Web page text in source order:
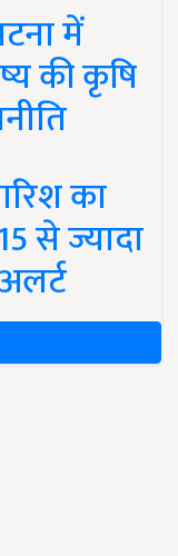
में
की कृषि
का
से ज्यादा